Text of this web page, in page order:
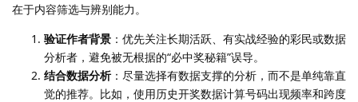
在于内容筛选与辨别能力。
验证作者背景 ：优先关注长期活跃、有实战经验的彩民或数据
分析者，避免被无根据的“必中奖秘籍”误导。
结合数据分析：尽量选择有数据支撑的分析，而不是单纯靠直
觉的推荐。比如，使用历史开奖数据计算号码出现频率和跨度